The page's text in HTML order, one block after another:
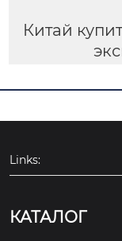
Китай
Links:
КАТАЛОГ